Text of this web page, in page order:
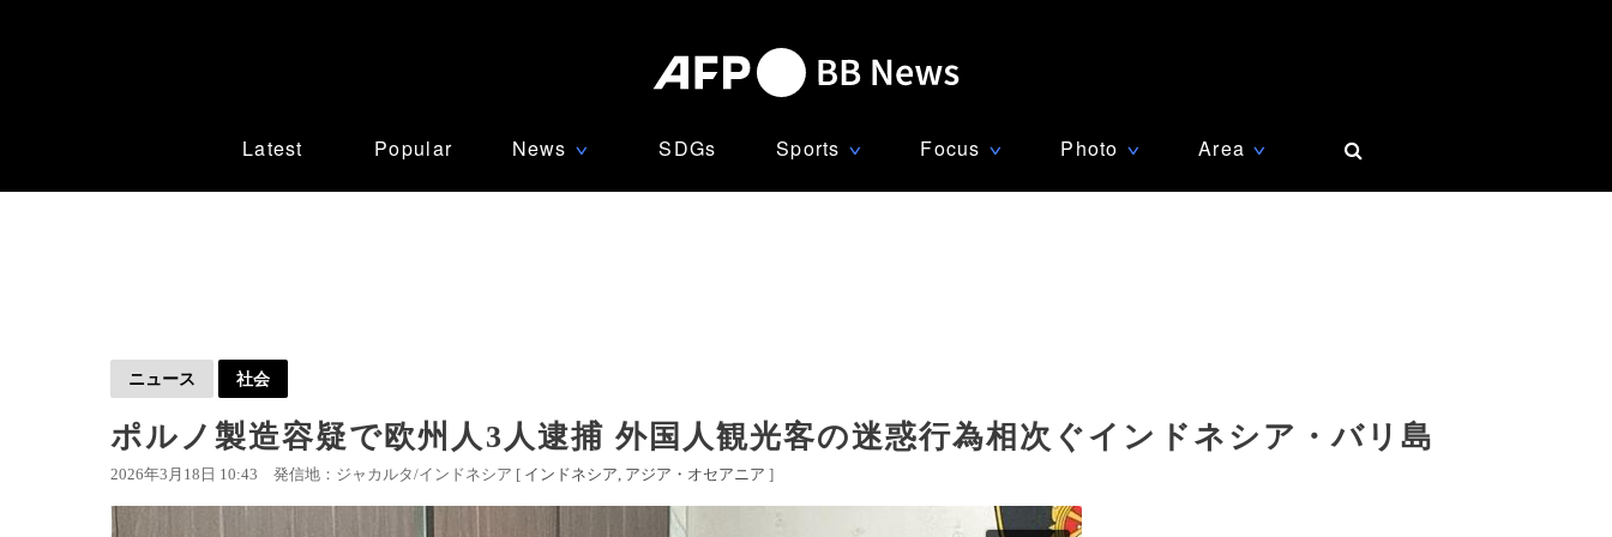
Latest Popular News ∨ SDGs Sports ∨ Focus ∨ Photo ∨ Area ∨
ニュース 社会
ポルノ製造容疑で欧州人3人逮捕 外国人観光客の迷惑行為相次ぐインドネシア・バリ島
2026年3月18日 10:43 発信地：ジャカルタ/インドネシア [ インドネシア アジア・オセアニア ]